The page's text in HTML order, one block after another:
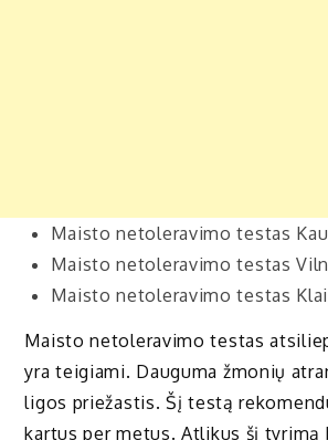
Maisto netoleravimo testas
Maisto netoleravimo testas
Maisto netoleravimo testas
Maisto netoleravimo testas
yra teigiami. Dauguma žmonių
ligos priežastis. Šį testą
kartus per metus. Atlikus šį tyrimą